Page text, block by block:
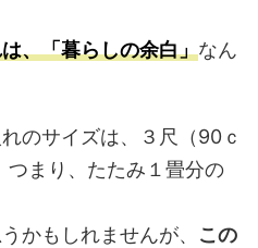
、「暮らしの余白」なん
のサイズは、３尺（90ｃ
まり、たたみ１畳分の
かもしれませんが、 この